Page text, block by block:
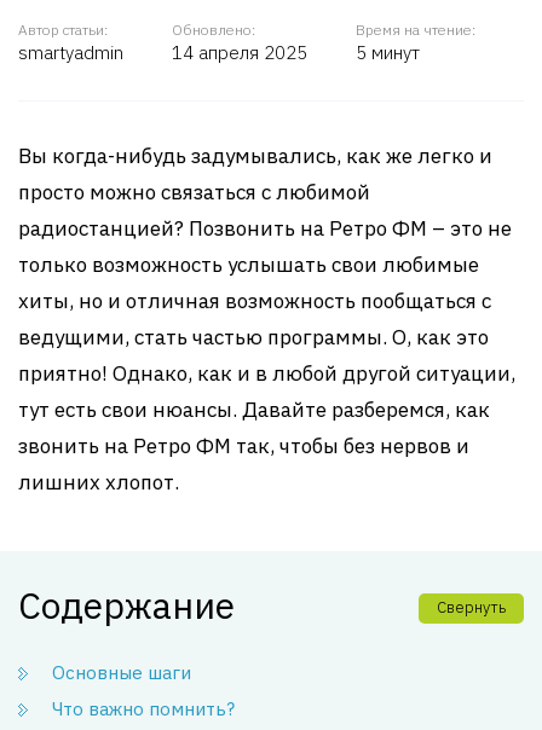
Автор статьи:
smartyadmin
Обновлено:
14 апреля 2025
Время на чтение:
5 минут
Вы когда-нибудь задумывались, как же легко и
просто можно связаться с любимой
радиостанцией? Позвонить на Ретро ФМ – это не
только возможность услышать свои любимые
хиты, но и отличная возможность пообщаться с
ведущими, стать частью программы. О, как это
приятно! Однако, как и в любой другой ситуации,
тут есть свои нюансы. Давайте разберемся, как
звонить на Ретро ФМ так, чтобы без нервов и
лишних хлопот.
Содержание Свернуть
Основные шаги
Что важно помнить?